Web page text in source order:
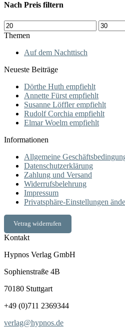
Nach Preis filtern
Min.
Preis
Max.
Preis
Themen
Auf dem Nachttisch
Neueste Beiträge
Dörthe Huth empfiehlt
Annette Fürst empfiehlt
Susanne Löffler empfiehlt
Rudolf Corchia empfiehlt
Elmar Woelm empfiehlt
Informationen
Allgemeine
Datenschutzerklärung
Zahlung und Versand
Widerrufsbelehrung
Impressum
Privatsphäre-Einstellungen
Vetrag widerrufen
Kontakt
Hypnos Verlag GmbH
Sophienstraße 4B
70180 Stuttgart
+49 (0)711 2369344
verlag@hypnos.de